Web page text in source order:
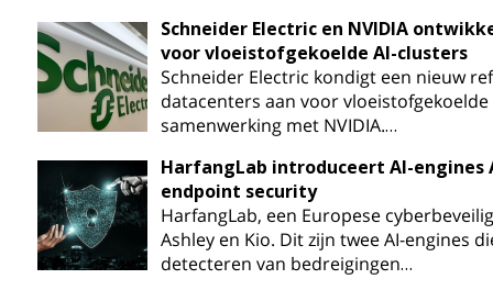
Schneider Electric en NVIDIA
voor vloeistofgekoelde AI-clusters
Schneider Electric kondigt een nieuw
datacenters aan voor
samenwerking met NVIDIA.…
HarfangLab introduceert AI-engines
endpoint security
HarfangLab, een Europese
Ashley en Kio. Dit zijn twee AI-engines
detecteren van bedreigingen…